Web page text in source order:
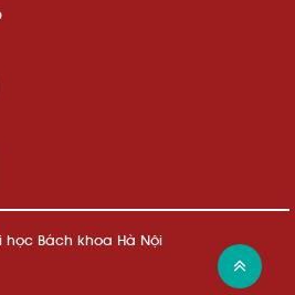
học Bách khoa Hà Nội